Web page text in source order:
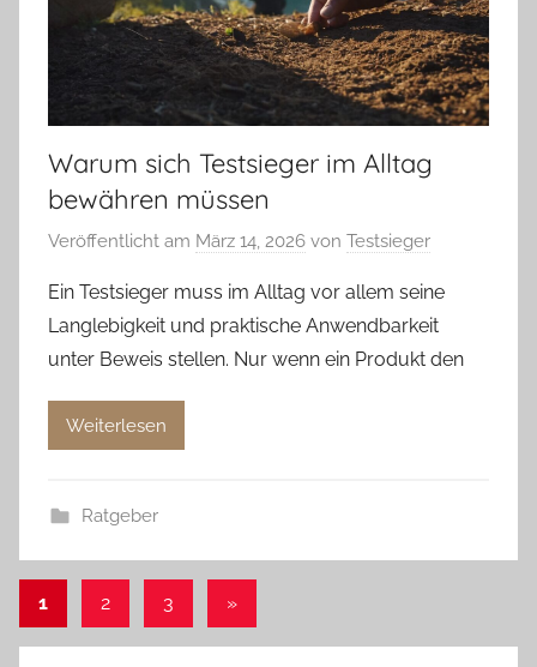
Warum sich Testsieger im Alltag
bewähren müssen
Veröffentlicht am März 14, 2026 von Testsieger
Ein Testsieger muss im Alltag vor allem seine
Langlebigkeit und praktische Anwendbarkeit
unter Beweis stellen. Nur wenn ein Produkt den
Weiterlesen
Ratgeber
Seitennummerierung
der
1 2 3
Nächste
Beiträge
»